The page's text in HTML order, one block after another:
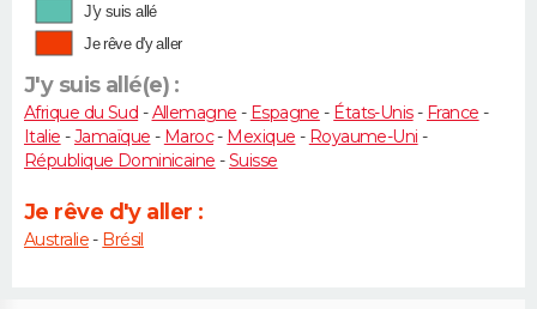
J'y suis allé
Je rêve d'y aller
J'y suis allé(e) :
Afrique du Sud -Allemagne - Espagne - États-Unis- France -
Italie -Jamaïque - Maroc- Mexique - Royaume-Uni -
République Dominicaine -Suisse
Je rêve d'y aller :
Australie- Brésil